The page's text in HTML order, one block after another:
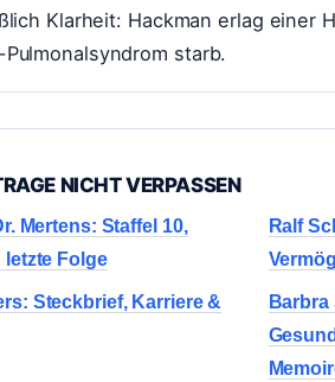
Klarheit: Hackman erlag einer
starb.
NICHT VERPASSEN
Mertens: Staffel 10,
Folge
Ralf
Steckbrief, Karriere &